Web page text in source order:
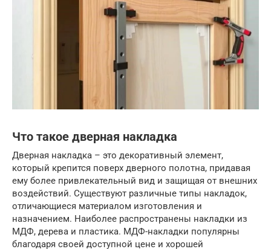
Что такое дверная накладка
Дверная накладка – это декоративный элемент,
который крепится поверх дверного полотна, придавая
ему более привлекательный вид и защищая от внешних
воздействий. Существуют различные типы накладок,
отличающиеся материалом изготовления и
назначением. Наиболее распространены накладки из
МДФ, дерева и пластика. МДФ-накладки популярны
благодаря своей доступной цене и хорошей